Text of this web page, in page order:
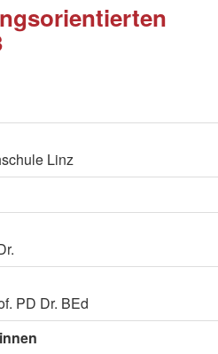
Linz
PD Dr. BEd